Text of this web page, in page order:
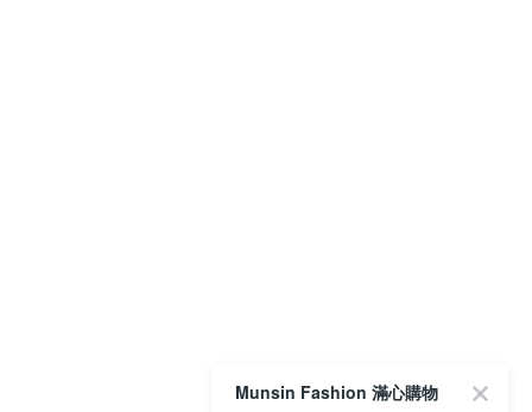
Munsin Fashion 滿心購物